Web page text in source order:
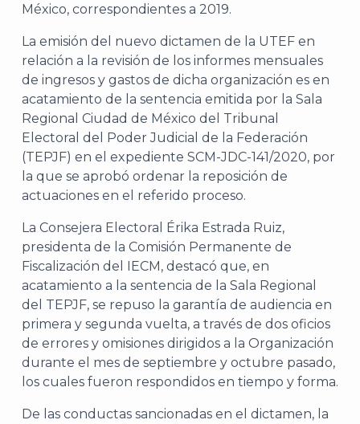
México, correspondientes a 2019.
La emisión del nuevo dictamen de la UTEF en
relación a la revisión de los informes mensuales
de ingresos y gastos de dicha organización es en
acatamiento de la sentencia emitida por la Sala
Regional Ciudad de México del Tribunal
Electoral del Poder Judicial de la Federación
(TEPJF) en el expediente SCM-JDC-141/2020, por
la que se aprobó ordenar la reposición de
actuaciones en el referido proceso.
La Consejera Electoral Érika Estrada Ruiz,
presidenta de la Comisión Permanente de
Fiscalización del IECM, destacó que, en
acatamiento a la sentencia de la Sala Regional
del TEPJF, se repuso la garantía de audiencia en
primera y segunda vuelta, a través de dos oficios
de errores y omisiones dirigidos a la Organización
durante el mes de septiembre y octubre pasado,
los cuales fueron respondidos en tiempo y forma.
De las conductas sancionadas en el dictamen, la